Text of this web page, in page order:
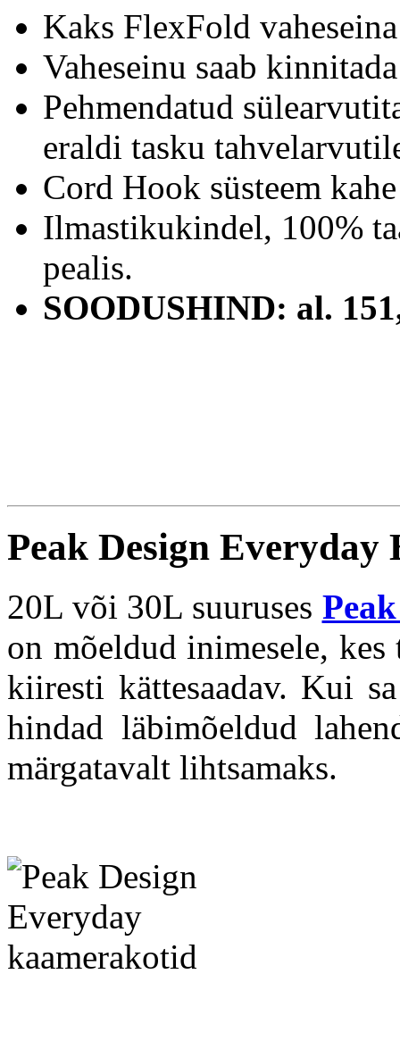
Kaks FlexFold
Vaheseinu saab
Pehmendatud
eraldi tasku
Cord Hook süsteem
Ilmastikukindel, 100%
pealis.
SOODUSHIND: al.
Peak Design Everyday
20L või 30L suuruses
on mõeldud inimesele,
kiiresti kättesaadav. Kui
hindad läbimõeldud
märgatavalt lihtsamaks.